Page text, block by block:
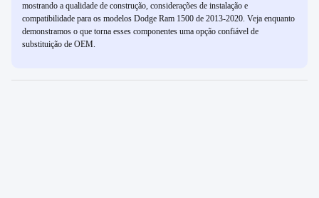
mostrando a qualidade de construção, considerações de instalação e
compatibilidade para os modelos Dodge Ram 1500 de 2013-2020. Veja enquanto
demonstramos o que torna esses componentes uma opção confiável de
substituição de OEM.